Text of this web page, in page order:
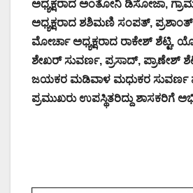
ಅಧ್ಯಕ್ಷರಾದ ಅಂತೋನಿ ಡಿಸೋಜಾ,
ಅಧ್ಯಕ್ಷರಾದ ಶಶಿಮಣಿ ಸಂಪತ್,
ಮೋರ್ಚಾ ಅಧ್ಯಕ್ಷರಾದ ರಾಕೇಶ್ ಶೆಟ್ಟಿ,
ಶೇಖರ್ ಸುವರ್ಣ, ಪ್ರಸಾದ್, ಪ್ರಾಣೇಶ್
ಜಯಕರ ಮಡಿವಾಳ ಮಧುಕರ ಸುವರ್ಣ
ಪ್ರಮುಖರು ಉಪಸ್ಥಿತರಿದ್ದು ಶಾಸಕರಿಗೆ